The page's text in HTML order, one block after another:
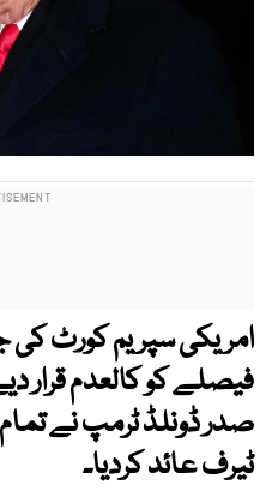
امریکی سپریم کورٹ
فیصلے کو کالعدم قرار
ٹیرف عائد کردیا۔